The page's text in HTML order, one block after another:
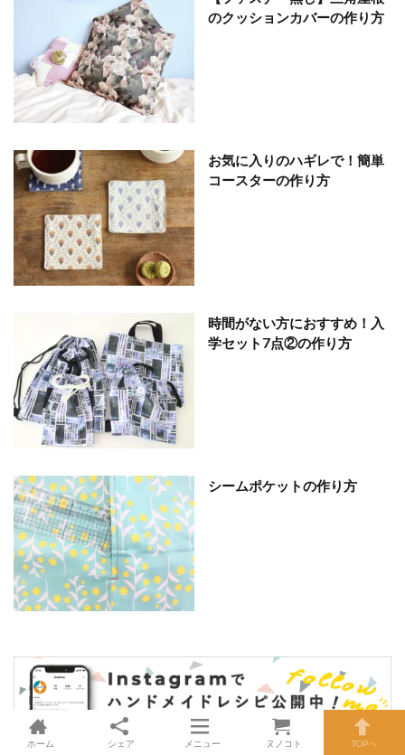
のクッションカバーの作り方
お気に入りのハギレで！簡単
コースターの作り方
時間がない方におすすめ！入
学セット7点②の作り方
シームポケットの作り方
ホーム シェア メニュー ヌノコト TOPへ